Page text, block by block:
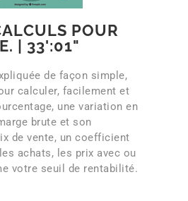
POUR
| 33':01"
de façon simple,
calculer, facilement et
une variation en
brute et son
de vente, un coefficient
achats, les prix avec ou
votre seuil de rentabilité.